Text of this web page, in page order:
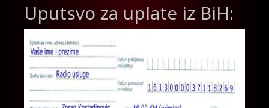
Uputsvo za uplate iz BiH: